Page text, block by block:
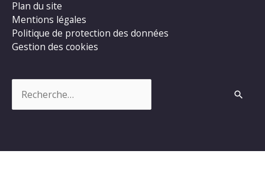
Plan du site
Mentions légales
Politique de protection des données
Gestion des cookies